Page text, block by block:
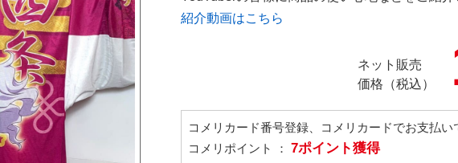
紹介動画はこちら
ネット販売
価格（税込）
コメリカード番号登録、コメリカードでお支払い
コメリポイント ： 7ポイント獲得